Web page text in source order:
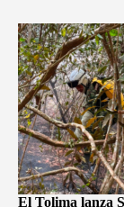
El Tolima lanza